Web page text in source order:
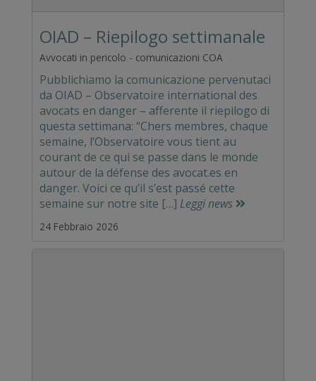
OIAD – Riepilogo settimanale
Avvocati in pericolo - comunicazioni COA
Pubblichiamo la comunicazione pervenutaci
da OIAD – Observatoire international des
avocats en danger – afferente il riepilogo di
questa settimana: “Chers membres, chaque
semaine, l’Observatoire vous tient au
courant de ce qui se passe dans le monde
autour de la défense des avocat.es en
danger. Voici ce qu’il s’est passé cette
semaine sur notre site […] Leggi news
24 Febbraio 2026